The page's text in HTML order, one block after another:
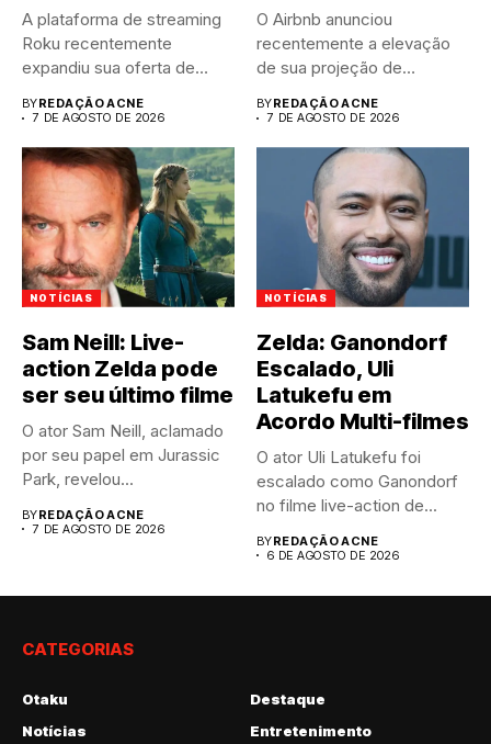
A plataforma de streaming
Roku recentemente
expandiu sua oferta de
canais FAST,...
BYREDAÇÃO ACNE
7 DE AGOSTO DE 2026
O Airbnb anunciou
recentemente a elevação
de sua projeção de
resultados anuais....
BYREDAÇÃO ACNE
7 DE AGOSTO DE 2026
NOTÍCIAS
Sam Neill: Live-
action Zelda pode
ser seu último filme
O ator Sam Neill, aclamado
por seu papel em Jurassic
Park, revelou...
BYREDAÇÃO ACNE
7 DE AGOSTO DE 2026
NOTÍCIAS
Zelda: Ganondorf
Escalado, Uli
Latukefu em
Acordo Multi-filmes
O ator Uli Latukefu foi
escalado como Ganondorf
no filme live-action de...
BYREDAÇÃO ACNE
6 DE AGOSTO DE 2026
CATEGORIAS
Otaku
Destaque
Notícias
Entretenimento